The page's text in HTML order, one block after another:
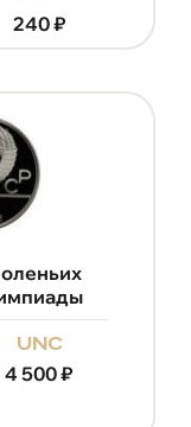
240₽
unc
4 500₽